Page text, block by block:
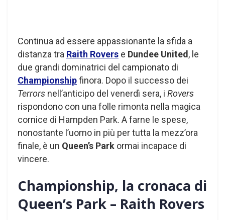
Continua ad essere appassionante la sfida a
distanza tra Raith Rovers e Dundee United, le
due grandi dominatrici del campionato di
Championshipfinora. Dopo il successo dei
Terrors nell’anticipo del venerdì sera, i Rovers
rispondono con una folle rimonta nella magica
cornice di Hampden Park. A farne le spese,
nonostante l’uomo in più per tutta la mezz’ora
finale, è un Queen’s Park ormai incapace di
vincere.
Championship, la cronaca di
Queen’s Park – Raith Rovers